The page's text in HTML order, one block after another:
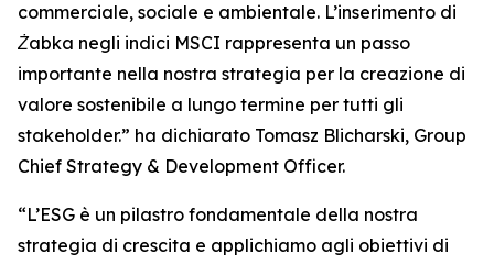
commerciale, sociale e ambientale. L’inserimento di
Żabka negli indici MSCI rappresenta un passo
importante nella nostra strategia per la creazione di
valore sostenibile a lungo termine per tutti gli
stakeholder.” ha dichiarato Tomasz Blicharski, Group
Chief Strategy & Development Officer.
“L’ESG è un pilastro fondamentale della nostra
strategia di crescita e applichiamo agli obiettivi di